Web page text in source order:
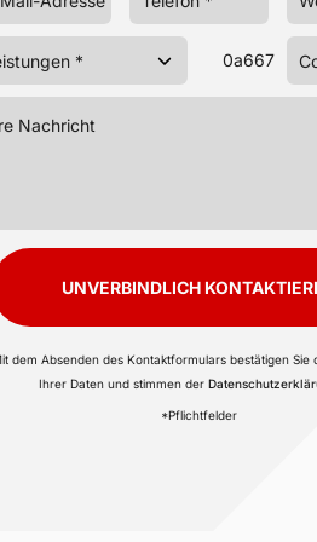
0a667
UNVERBINDLICH
dem Absenden des Kontaktformulars bestätigen Sie
Ihrer Daten und stimmen der
*Pflichtfelder